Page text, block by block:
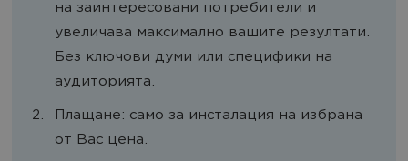
на заинтересовани потребители и
увеличава максимално вашите резултати.
Без ключови думи или специфики на
аудиторията.
Плащане: само за инсталация на избрана
от Вас цена.